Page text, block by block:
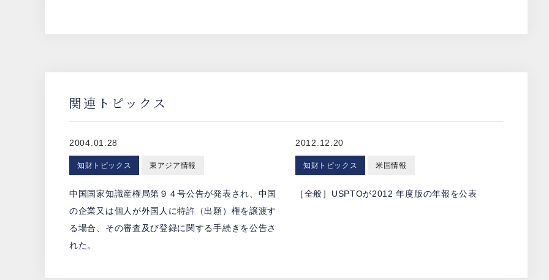
関連トピックス
2004.01.28
知財トピックス 東アジア情報
中国国家知識産権局第９４号公告が発表され、中国
の企業又は個人が外国人に特許（出願）権を譲渡す
る場合、その審査及び登録に関する手続きを公告さ
れた。
2012.12.20
知財トピックス 米国情報
［全般］USPTOが2012 年度版の年報を公表